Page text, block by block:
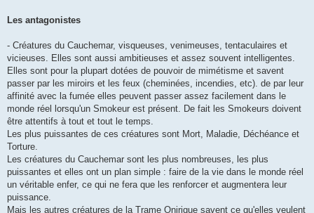
Les antagonistes
- Créatures du Cauchemar, visqueuses, venimeuses, tentaculaires et
vicieuses. Elles sont aussi ambitieuses et assez souvent intelligentes.
Elles sont pour la plupart dotées de pouvoir de mimétisme et savent
passer par les miroirs et les feux (cheminées, incendies, etc). de par leur
affinité avec la fumée elles peuvent passer assez facilement dans le
monde réel lorsqu'un Smokeur est présent. De fait les Smokeurs doivent
être attentifs à tout et tout le temps.
Les plus puissantes de ces créatures sont Mort, Maladie, Déchéance et
Torture.
Les créatures du Cauchemar sont les plus nombreuses, les plus
puissantes et elles ont un plan simple : faire de la vie dans le monde réel
un véritable enfer, ce qui ne fera que les renforcer et augmentera leur
puissance.
Mais les autres créatures de la Trame Onirique savent ce qu'elles veulent